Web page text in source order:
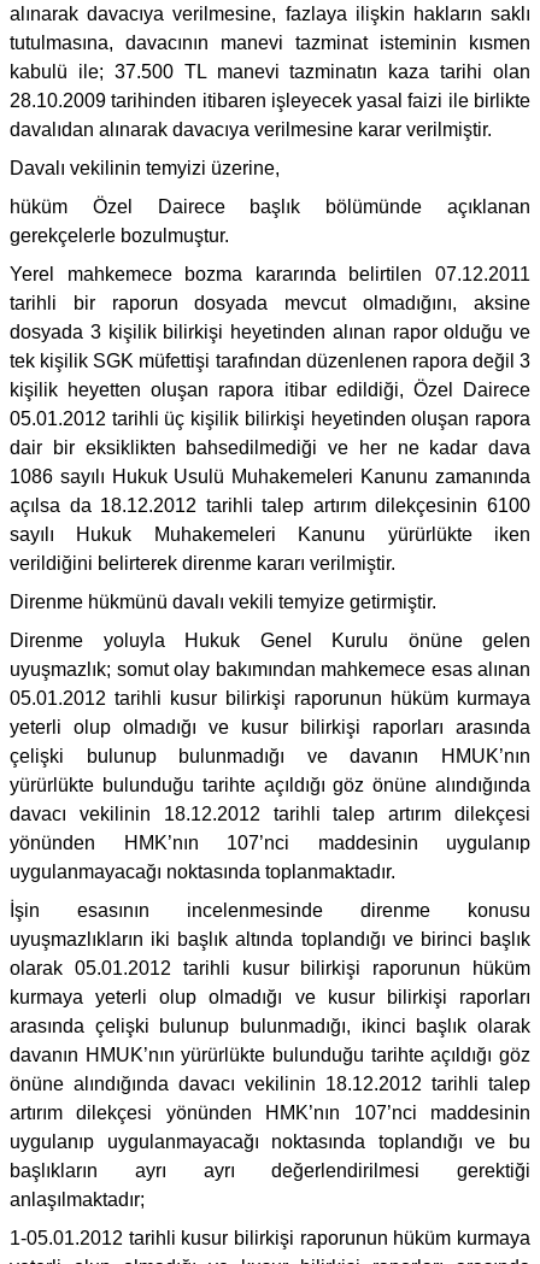
alınarak davacıya verilmesine, fazlaya ilişkin hakların saklı
tutulmasına, davacının manevi tazminat isteminin kısmen
kabulü ile; 37.500 TL manevi tazminatın kaza tarihi olan
28.10.2009 tarihinden itibaren işleyecek yasal faizi ile birlikte
davalıdan alınarak davacıya verilmesine karar verilmiştir.
Davalı vekilinin temyizi üzerine,
hüküm Özel Dairece başlık bölümünde açıklanan
gerekçelerle bozulmuştur.
Yerel mahkemece bozma kararında belirtilen 07.12.2011
tarihli bir raporun dosyada mevcut olmadığını, aksine
dosyada 3 kişilik bilirkişi heyetinden alınan rapor olduğu ve
tek kişilik SGK müfettişi tarafından düzenlenen rapora değil 3
kişilik heyetten oluşan rapora itibar edildiği, Özel Dairece
05.01.2012 tarihli üç kişilik bilirkişi heyetinden oluşan rapora
dair bir eksiklikten bahsedilmediği ve her ne kadar dava
1086 sayılı Hukuk Usulü Muhakemeleri Kanunu zamanında
açılsa da 18.12.2012 tarihli talep artırım dilekçesinin 6100
sayılı Hukuk Muhakemeleri Kanunu yürürlükte iken
verildiğini belirterek direnme kararı verilmiştir.
Direnme hükmünü davalı vekili temyize getirmiştir.
Direnme yoluyla Hukuk Genel Kurulu önüne gelen
uyuşmazlık; somut olay bakımından mahkemece esas alınan
05.01.2012 tarihli kusur bilirkişi raporunun hüküm kurmaya
yeterli olup olmadığı ve kusur bilirkişi raporları arasında
çelişki bulunup bulunmadığı ve davanın HMUK’nın
yürürlükte bulunduğu tarihte açıldığı göz önüne alındığında
davacı vekilinin 18.12.2012 tarihli talep artırım dilekçesi
yönünden HMK’nın 107’nci maddesinin uygulanıp
uygulanmayacağı noktasında toplanmaktadır.
İşin esasının incelenmesinde direnme konusu
uyuşmazlıkların iki başlık altında toplandığı ve birinci başlık
olarak 05.01.2012 tarihli kusur bilirkişi raporunun hüküm
kurmaya yeterli olup olmadığı ve kusur bilirkişi raporları
arasında çelişki bulunup bulunmadığı, ikinci başlık olarak
davanın HMUK’nın yürürlükte bulunduğu tarihte açıldığı göz
önüne alındığında davacı vekilinin 18.12.2012 tarihli talep
artırım dilekçesi yönünden HMK’nın 107’nci maddesinin
uygulanıp uygulanmayacağı noktasında toplandığı ve bu
başlıkların ayrı ayrı değerlendirilmesi gerektiği
anlaşılmaktadır;
1-05.01.2012 tarihli kusur bilirkişi raporunun hüküm kurmaya